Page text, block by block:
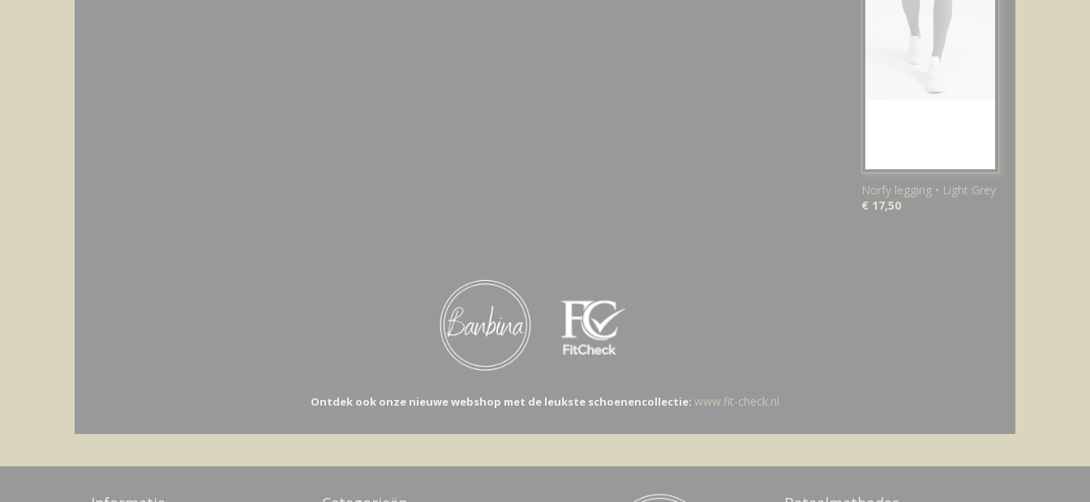
Norfy legging • Light Grey
€ 17,50
Ontdek ook onze nieuwe webshop met de leukste schoenencollectie: www.fit-check.nl